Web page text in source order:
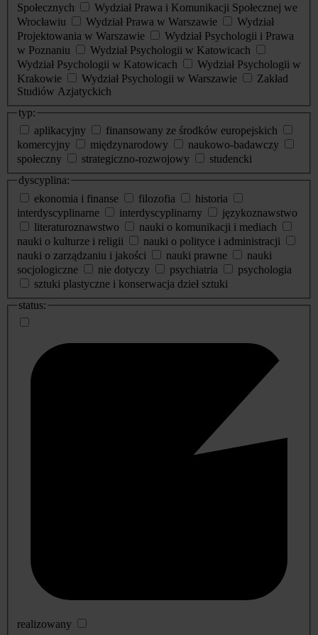
Społecznych
Wydział Prawa i Komunikacji Społecznej we
Wrocławiu
Wydział Prawa w Warszawie
Wydział
Projektowania w Warszawie
Wydział Psychologii i Prawa
w Poznaniu
Wydział Psychologii w Katowicach
Wydział Psychologii w Katowicach
Wydział Psychologii w
Krakowie
Wydział Psychologii w Warszawie
Zakład
Studiów Azjatyckich
typ:
aplikacyjny
finansowany ze środków europejskich
komercyjny
międzynarodowy
naukowo-badawczy
społeczny
strategiczno-rozwojowy
studencki
dyscyplina:
ekonomia i finanse
filozofia
historia
interdyscyplinarne
interdyscyplinarny
językoznawstwo
literaturoznawstwo
nauki o komunikacji i mediach
nauki o kulturze i religii
nauki o polityce i administracji
nauki o zarządzaniu i jakości
nauki prawne
nauki
socjologiczne
nie dotyczy psychiatria
psychologia
sztuki plastyczne i konserwacja dzieł sztuki
status:
realizowany